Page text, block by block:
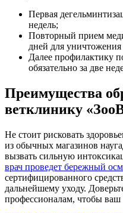
Первая
недель;
Повторный прием
дней для
Далее профилактику
обязательно за две
Преимущества
ветклинику
Не стоит рисковать
из обычных магазинов
вызвать сильную
врач проведет бережный
сертифицированного
дальнейшему уходу.
профессионалам, чтобы